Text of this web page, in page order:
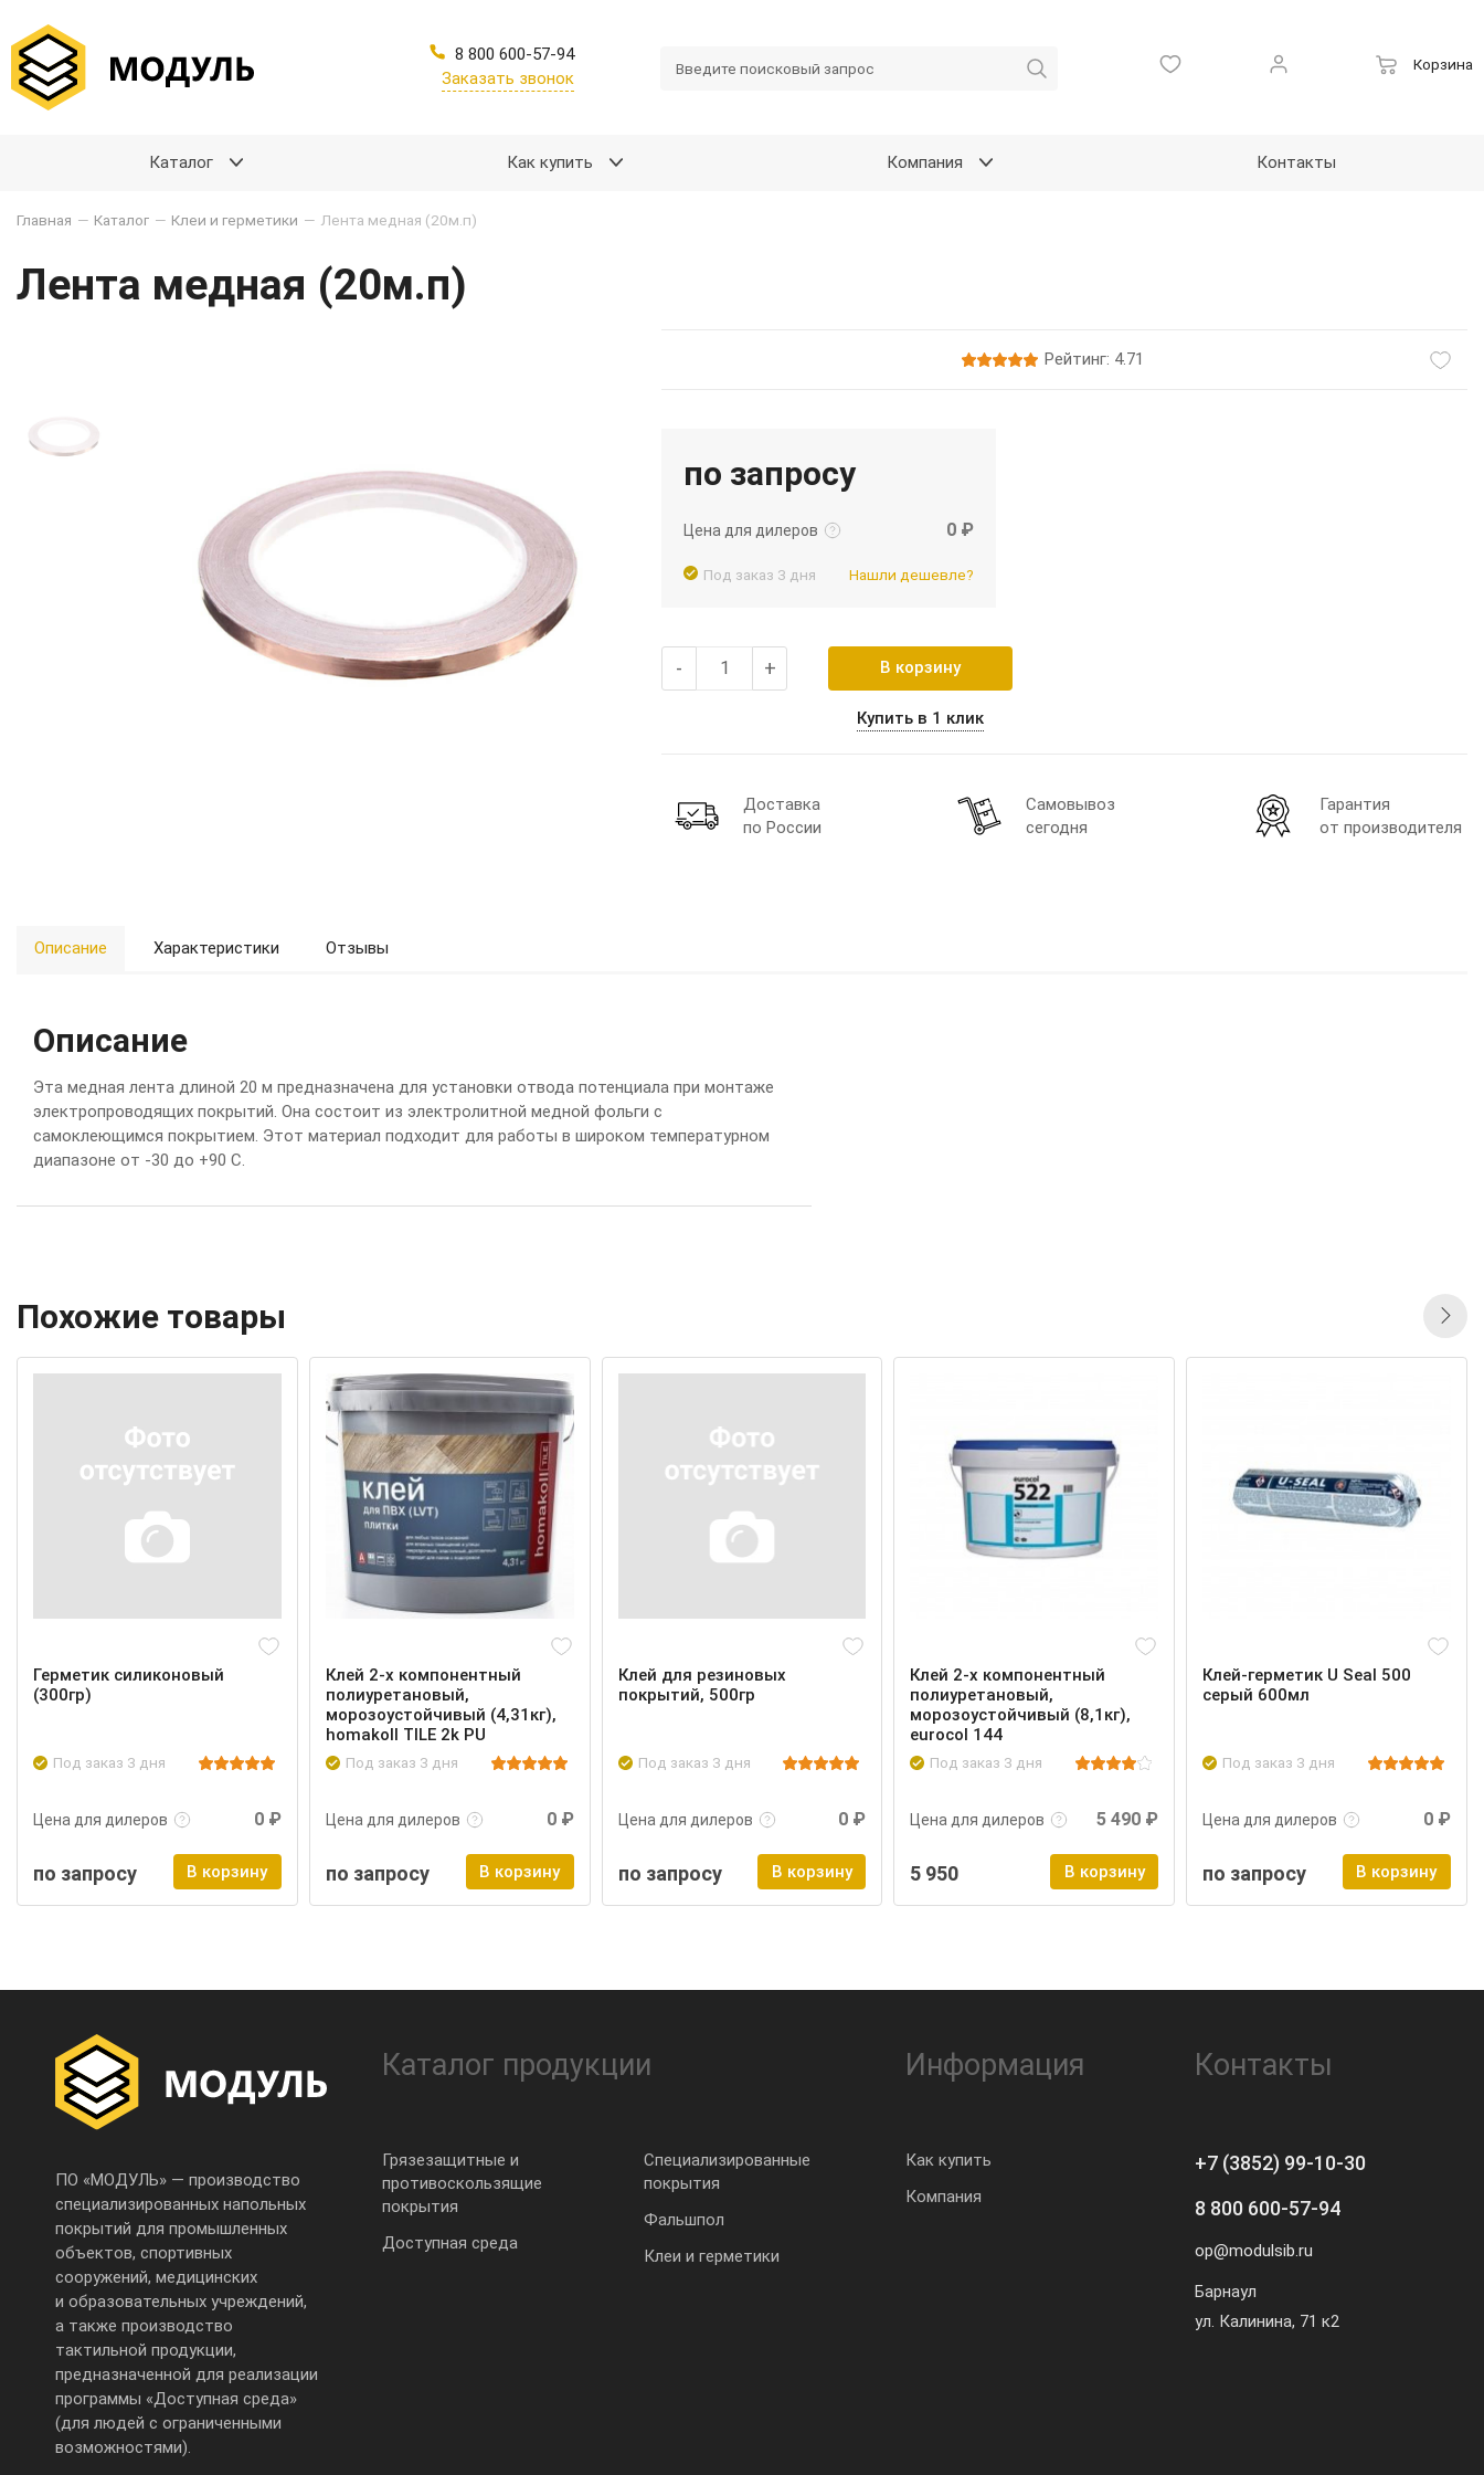
8 800 600-57-94
Заказать звонок
Корзина
Каталог Как купить Компания Контакты
Главная — Каталог — Клеи и герметики — Лента медная (20м.п)
Лента медная (20м.п)
Рейтинг: 4.71
по запросу
Цена для дилеров
Подробнее
0 ₽
Под заказ 3 дня Нашли дешевле?
- + В корзину
Купить в 1 клик
Доставка
по России
Самовывоз
сегодня
Гарантия
от производителя
Описание Характеристики Отзывы
Описание
Эта медная лента длиной 20 м предназначена для установки отвода потенциала при монтаже
электропроводящих покрытий. Она состоит из электролитной медной фольги с
самоклеющимся покрытием. Этот материал подходит для работы в широком температурном
диапазоне от -30 до +90 С.
Похожие товары
Герметик силиконовый
(300гр)
Под заказ 3 дня
Цена для дилеров
Подробнее Войти
0 ₽
по запросу В корзину
Клей 2-х компонентный
полиуретановый,
морозоустойчивый (4,31кг),
homakoll TILE 2k PU
Под заказ 3 дня
Цена для дилеров
Подробнее Войти
0 ₽
по запросу В корзину
Клей для резиновых
покрытий, 500гр
Под заказ 3 дня
Цена для дилеров
Подробнее Войти
0 ₽
по запросу В корзину
Клей 2-х компонентный
полиуретановый,
морозоустойчивый (8,1кг),
eurocol 144
Под заказ 3 дня
Цена для дилеров
Подробнее Войти
5 490 ₽
5 950 В корзину
Клей-герметик U Seal 500
серый 600мл
Под заказ 3 дня
Цена для дилеров
Подробнее Войти
0 ₽
по запросу В корзину
ПО «МОДУЛЬ» — производство
специализированных напольных
покрытий для промышленных
объектов, спортивных
сооружений, медицинских
и образовательных учреждений,
а также производство
тактильной продукции,
предназначенной для реализации
программы «Доступная среда»
(для людей с ограниченными
возможностями).
Каталог продукции
Грязезащитные и
противоскользящие
покрытия
Доступная среда
Специализированные
покрытия
Фальшпол
Клеи и герметики
Информация
Как купить
Компания
Контакты
+7 (3852) 99-10-30
8 800 600-57-94
op@modulsib.ru
Барнаул
ул. Калинина, 71 к2